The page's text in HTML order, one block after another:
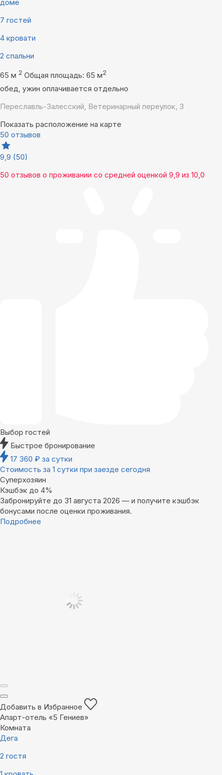
доме
7 гостей
4 кровати
2 спальни
65 м 2 Общая площадь: 65 м2
обед, ужин оплачивается отдельно
Переславль-Залесский, Ветеринарный переулок, 3
Показать расположение на карте
50 отзывов
9,9 (50)
50 отзывов о проживании со средней оценкой 9,9 из 10,0
Выбор гостей
Быстрое бронирование
17 360 ₽ за сутки
Стоимость за 1 сутки при заезде сегодня
Суперхозяин
Кэшбэк до 4%
Забронируйте до 31 августа 2026 — и получите кэшбэк
бонусами после оценки проживания.
Подробнее
Добавить в Избранное
Апарт-отель «5 Гениев»
Комната
Дега
2 гостя